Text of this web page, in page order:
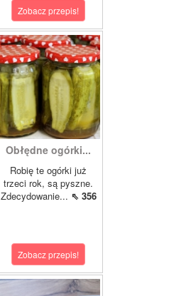
Zobacz przepis!
Obłędne ogórki...
Robię te ogórki już
trzeci rok, są pyszne.
Zdecydowanie... ⇖ 356
Zobacz przepis!